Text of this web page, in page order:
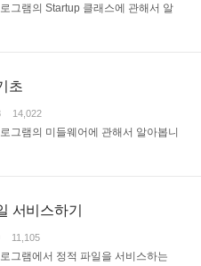
그램의 Startup 클래스에 관해서 알
초
14,022
그램의 미들웨어에 관해서 알아봅니
서비스하기
11,105
그램에서 정적 파일을 서비스하는